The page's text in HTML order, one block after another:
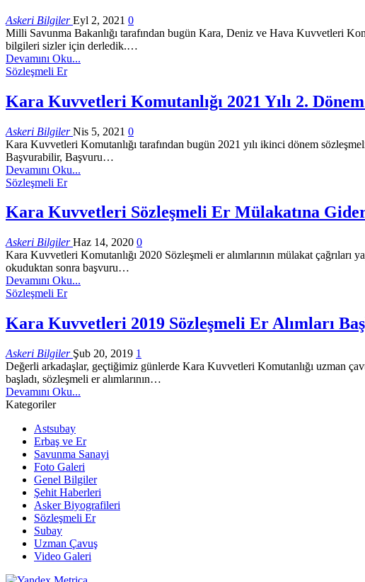
Askeri BilgilerEyl 2, 2021 0
Milli Savunma Bakanlığı tarafından bugün Kara, Deniz ve Hava Kuvvetleri
bilgileri sizler için derledik.…
Devamını Oku...
Sözleşmeli Er
Kara Kuvvetleri Komutanlığı 2021 Yılı 2.
Askeri BilgilerNis 5, 2021 0
Kara Kuvvetleri Komutanlığı tarafından bugün 2021 yılı ikinci dönem
Başvurabilir, Başvuru…
Devamını Oku...
Sözleşmeli Er
Kara Kuvvetleri Sözleşmeli Er Mülakatına
Askeri BilgilerHaz 14, 2020 0
Kara Kuvvetleri Komutanlığı 2020 Sözleşmeli er alımlarının mülakat
okuduktan sonra başvuru…
Devamını Oku...
Sözleşmeli Er
Kara Kuvvetleri 2019 Sözleşmeli Er Alımları
Askeri Bilgiler Şub 20, 2019 1
Değerli arkadaşlar, geçtiğimiz günlerde Kara Kuvvetleri Komutanlığı uzman
başladı, sözleşmeli er alımlarının…
Devamını Oku...
Kategoriler
Astsubay
Erbaş ve Er
Savunma Sanayi
Foto Galeri
Genel Bilgiler
Şehit Haberleri
Asker Biyografileri
Sözleşmeli Er
Subay
Uzman Çavuş
Video Galeri